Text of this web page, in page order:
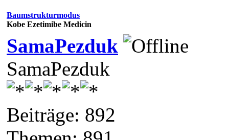
Baumstrukturmodus
Kobe Ezetimibe Medicin
SamaPezduk
SamaPezduk
Beiträge: 892